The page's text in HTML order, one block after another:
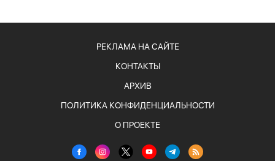
РЕКЛАМА НА САЙТЕ
КОНТАКТЫ
АРХИВ
ПОЛИТИКА КОНФИДЕНЦИАЛЬНОСТИ
О ПРОЕКТЕ